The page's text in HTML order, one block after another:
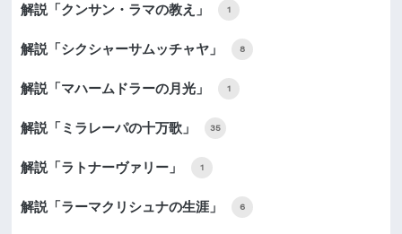
解説「クンサン・ラマの教え」 1
解説「シクシャーサムッチャヤ」 8
解説「マハームドラーの月光」 1
解説「ミラレーパの十万歌」 35
解説「ラトナーヴァリー」 1
解説「ラーマクリシュナの生涯」 6